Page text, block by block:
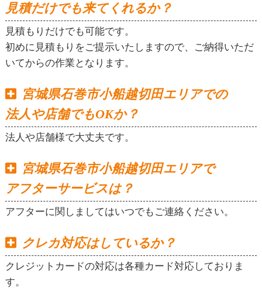
見積だけでも来てくれるか？
見積もりだけでも可能です。
初めに見積もりをご提示いたしますので、ご納得いただ
いてからの作業となります。
宮城県石巻市小船越切田エリアでの
法人や店舗でもOKか？
法人や店舗様で大丈夫です。
宮城県石巻市小船越切田エリアで
アフターサービスは？
アフターに関しましてはいつでもご連絡ください。
クレカ対応はしているか？
クレジットカードの対応は各種カード対応しておりま
す。